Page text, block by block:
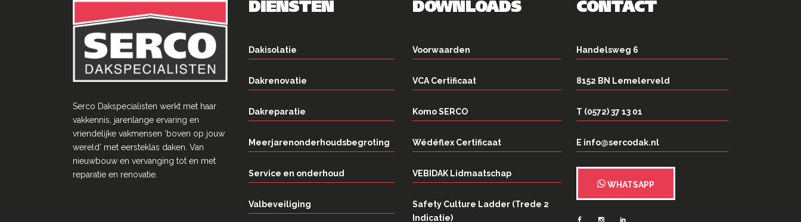
Serco Dakspecialisten werkt met haar
vakkennis, jarenlange ervaring en
vriendelĳke vakmensen ‘boven op jouw
wereld’ met eersteklas daken. Van
nieuwbouw en vervanging tot en met
reparatie en renovatie.
DIENSTEN
Dakisolatie
Dakrenovatie
Dakreparatie
Meerjarenonderhoudsbegroting
Service en onderhoud
Valbeveiliging
DOWNLOADS
Voorwaarden
VCA Certificaat
Komo SERCO
Wédéflex Certificaat
VEBIDAK Lidmaatschap
Safety Culture Ladder (Trede 2
Indicatie)
CONTACT
Handelsweg 6
8152 BN Lemelerveld
T (0572) 37 13 01
E info@sercodak.nl
WHATSAPP